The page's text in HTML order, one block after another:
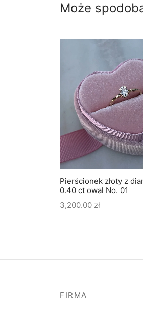
Może
Pierścionek złoty z
0.40 ct owal No. 01
3,200.00 zł
FIRMA